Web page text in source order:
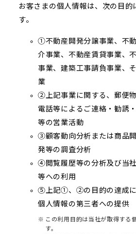
お客さまの個人情報は、次の目的
す。
不動産開発分譲事業、不
介事業、不動産賃貸事業、
事業、建築工事請負事業、
業
上記事業に関する、郵便
電話等によるご連絡・勧誘
等の営業活動
顧客動向分析または商品
発等の調査分析
閲覧履歴等の分析及び当
等への利用
上記①、②の目的の達成
個人情報の第三者への提供
この利用目的は当社が取得する
す。